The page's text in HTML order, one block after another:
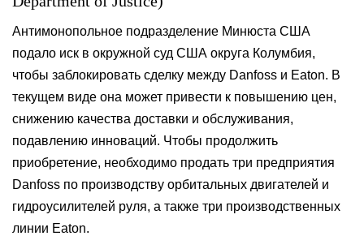
Антимонопольное подразделение Минюста США
подало иск в окружной суд США округа Колумбия,
чтобы заблокировать сделку между Danfoss и Eaton. В
текущем виде она может привести к повышению цен,
снижению качества доставки и обслуживания,
подавлению инноваций. Чтобы продолжить
приобретение, необходимо продать три предприятия
Danfoss по производству орбитальных двигателей и
гидроусилителей руля, а также три производственных
линии Eaton.